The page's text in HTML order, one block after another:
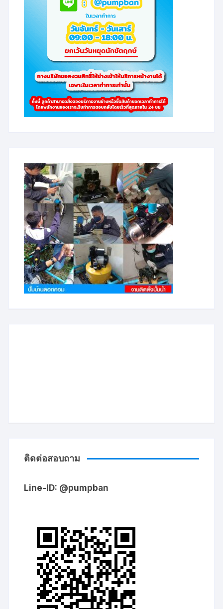
ติดต่อสอบถาม
Line-ID: @pumpban